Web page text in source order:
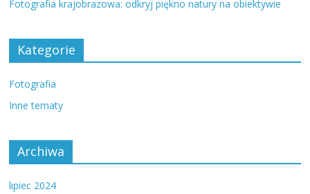
Fotografia krajobrazowa: odkryj piękno natury na obiektywie
Kategorie
Fotografia
Inne tematy
Archiwa
lipiec 2024